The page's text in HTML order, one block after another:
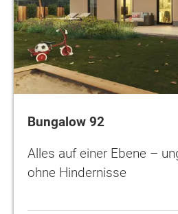
Bungalow 92
Alles auf einer Ebene –
ohne Hindernisse